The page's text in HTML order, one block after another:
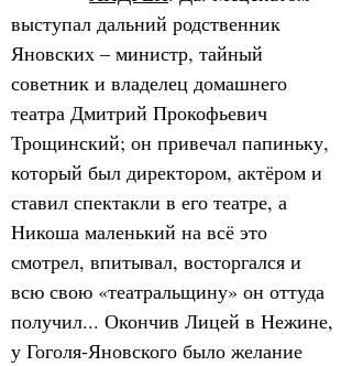
выступал дальний родственник
Яновских – министр, тайный
советник и владелец домашнего
театра Дмитрий Прокофьевич
Трощинский; он привечал папиньку,
который был директором, актёром и
ставил спектакли в его театре, а
Никоша маленький на всё это
смотрел, впитывал, восторгался и
всю свою «театральщину» он оттуда
получил... Окончив Лицей в Нежине,
у Гоголя-Яновского было желание